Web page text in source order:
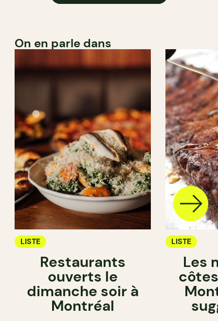
On en parle dans
LISTE
Restaurants
ouverts le
dimanche soir à
Montréal
LISTE
Les